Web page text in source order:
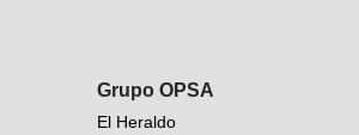
Grupo OPSA
El Heraldo